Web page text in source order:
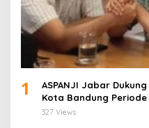
1
ASPANJI Jabar
Kota Bandung Periode
327 Views